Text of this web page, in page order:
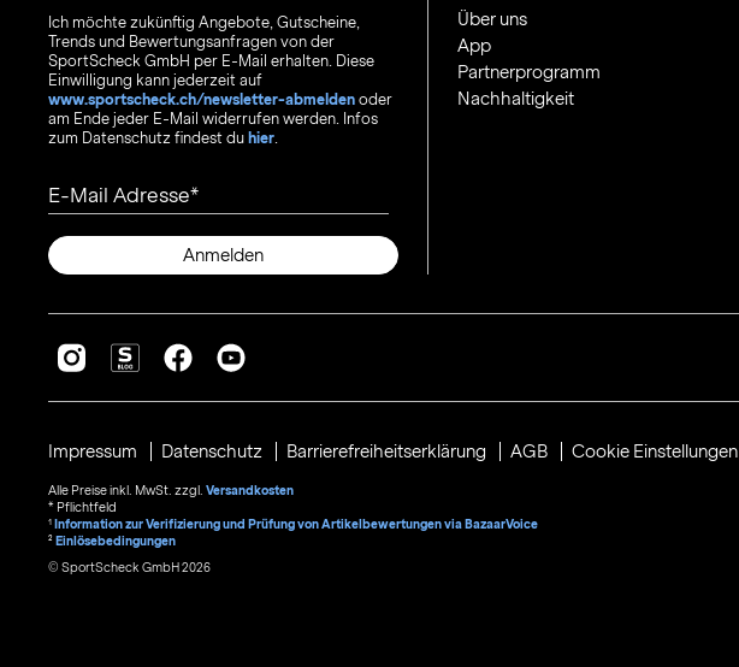
Ich möchte zukünftig Angebote, Gutscheine,
Trends und Bewertungsanfragen von der
SportScheck GmbH per E-Mail erhalten. Diese
Einwilligung kann jederzeit auf
www.sportscheck.ch/newsletter-abmelden oder
am Ende jeder E-Mail widerrufen werden. Infos
zum Datenschutz findest du hier.
E-Mail Adresse
Anmelden
Über uns
App
Partnerprogramm
Nachhaltigkeit
Impressum Datenschutz Barrierefreiheitserklärung AGB Cookie Einstellungen
Alle Preise inkl. MwSt. zzgl. Versandkosten
* Pflichtfeld
1 Information zur Verifizierung und Prüfung von Artikelbewertungen via BazaarVoice
² Einlösebedingungen
© SportScheck GmbH 2026